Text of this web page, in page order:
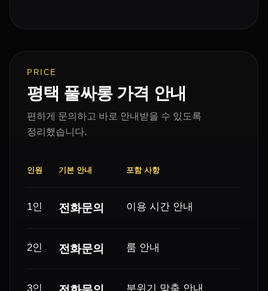
PRICE
평택 풀싸롱 가격 안내
편하게 문의하고 바로 안내받을 수 있도록
정리했습니다.
인원 기본 안내 포함 사항
1인 전화문의 이용 시간 안내
2인 전화문의 룸 안내
3인 분위기 맞춤 안내